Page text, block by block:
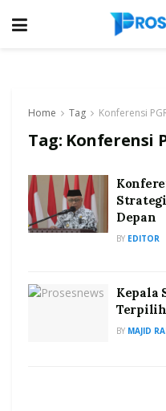
Home Tag Konferensi
Tag: Konferensi
Depan
BY EDITOR
Kepala
Terpilih
BY MAJID